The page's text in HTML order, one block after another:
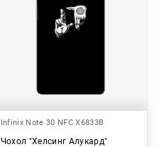
Infinix Note 30 NFC X6833B
Чохол "Хелсинг Алукард"